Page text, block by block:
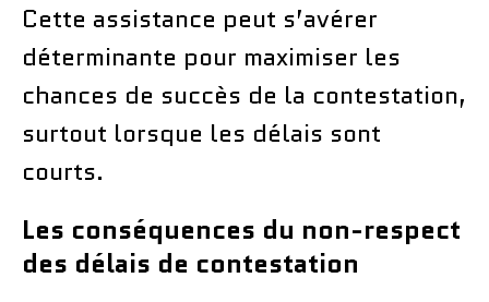
Cette assistance peut s’avérer
déterminante pour maximiser les
chances de succès de la contestation,
surtout lorsque les délais sont
courts.
Les conséquences du non-respect
des délais de contestation